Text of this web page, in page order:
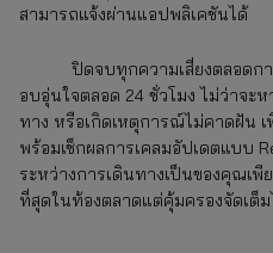
สามารถแจ้งผ่านแอปพลิเคชันได้
ปิดจบทุกความเสี่ยงตลอดการ
อบอุ่นใจตลอด 24 ชั่วโมง ไม่ว่าจะ
ทาง หรือเกิดเหตุการณ์ไม่คาดฝัน เ
พร้อมเช็กผลการเคลมอัปเดตแบบ
ระหว่างการเดินทางเป็นของคุณเพีย
ที่สุดในท้องตลาดแต่คุ้มครองจัดเต็